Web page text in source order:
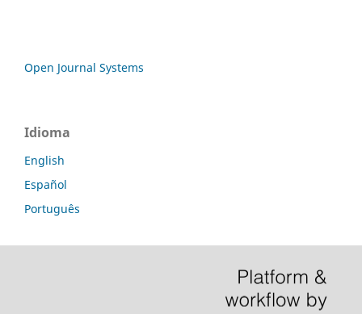
Open Journal Systems
Idioma
English
Español
Português